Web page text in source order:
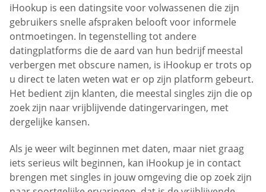
iHookup is een datingsite voor volwassenen die zijn
gebruikers snelle afspraken belooft voor informele
ontmoetingen. In tegenstelling tot andere
datingplatforms die de aard van hun bedrijf meestal
verbergen met obscure namen, is iHookup er trots op
u direct te laten weten wat er op zijn platform gebeurt.
Het bedient zijn klanten, die meestal singles zijn die op
zoek zijn naar vrijblijvende datingervaringen, met
dergelijke kansen.
Als je weer wilt beginnen met daten, maar niet graag
iets serieus wilt beginnen, kan iHookup je in contact
brengen met singles in jouw omgeving die op zoek zijn